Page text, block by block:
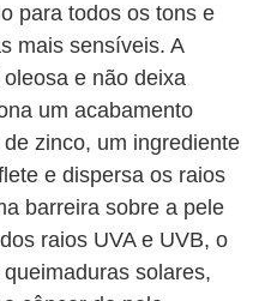
para todos os tons e
mais sensíveis. A
e não deixa
um acabamento
zinco, um ingrediente
e dispersa os raios
barreira sobre a pele
raios UVA e UVB, o
solares,